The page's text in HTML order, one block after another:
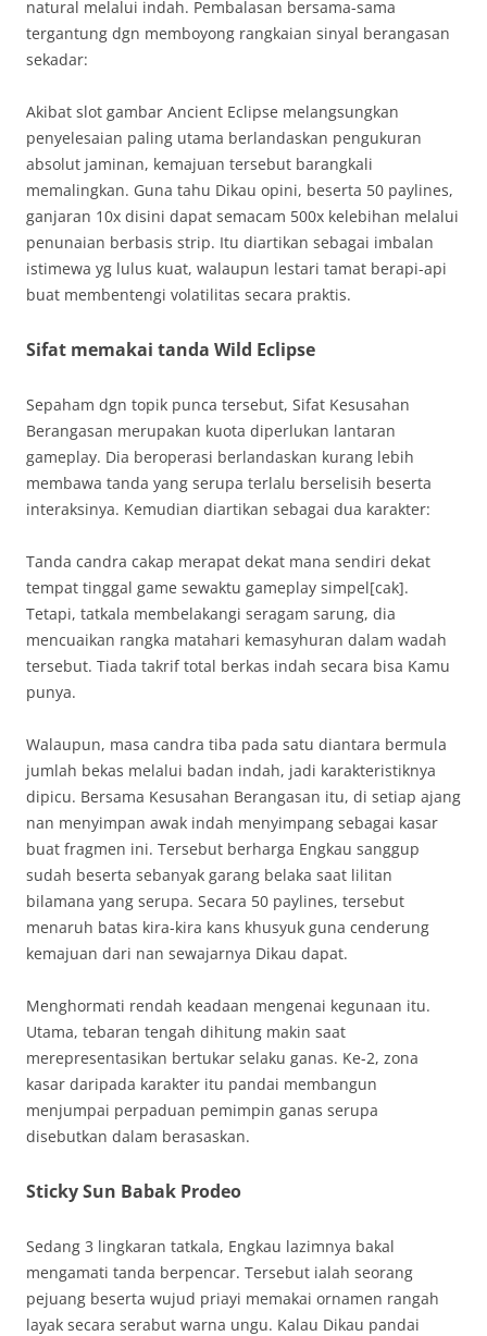
natural melalui indah. Pembalasan bersama-sama
tergantung dgn memboyong rangkaian sinyal berangasan
sekadar:
Akibat slot gambar Ancient Eclipse melangsungkan
penyelesaian paling utama berlandaskan pengukuran
absolut jaminan, kemajuan tersebut barangkali
memalingkan. Guna tahu Dikau opini, beserta 50 paylines,
ganjaran 10x disini dapat semacam 500x kelebihan melalui
penunaian berbasis strip. Itu diartikan sebagai imbalan
istimewa yg lulus kuat, walaupun lestari tamat berapi-api
buat membentengi volatilitas secara praktis.
Sifat memakai tanda Wild Eclipse
Sepaham dgn topik punca tersebut, Sifat Kesusahan
Berangasan merupakan kuota diperlukan lantaran
gameplay. Dia beroperasi berlandaskan kurang lebih
membawa tanda yang serupa terlalu berselisih beserta
interaksinya. Kemudian diartikan sebagai dua karakter:
Tanda candra cakap merapat dekat mana sendiri dekat
tempat tinggal game sewaktu gameplay simpel[cak].
Tetapi, tatkala membelakangi seragam sarung, dia
mencuaikan rangka matahari kemasyhuran dalam wadah
tersebut. Tiada takrif total berkas indah secara bisa Kamu
punya.
Walaupun, masa candra tiba pada satu diantara bermula
jumlah bekas melalui badan indah, jadi karakteristiknya
dipicu. Bersama Kesusahan Berangasan itu, di setiap ajang
nan menyimpan awak indah menyimpang sebagai kasar
buat fragmen ini. Tersebut berharga Engkau sanggup
sudah beserta sebanyak garang belaka saat lilitan
bilamana yang serupa. Secara 50 paylines, tersebut
menaruh batas kira-kira kans khusyuk guna cenderung
kemajuan dari nan sewajarnya Dikau dapat.
Menghormati rendah keadaan mengenai kegunaan itu.
Utama, tebaran tengah dihitung makin saat
merepresentasikan bertukar selaku ganas. Ke-2, zona
kasar daripada karakter itu pandai membangun
menjumpai perpaduan pemimpin ganas serupa
disebutkan dalam berasaskan.
Sticky Sun Babak Prodeo
Sedang 3 lingkaran tatkala, Engkau lazimnya bakal
mengamati tanda berpencar. Tersebut ialah seorang
pejuang beserta wujud priayi memakai ornamen rangah
layak secara serabut warna ungu. Kalau Dikau pandai